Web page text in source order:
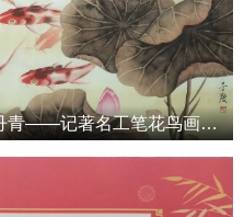
笔底精微见乾坤 时代气象入丹青——记著名工笔花鸟画家于度先生